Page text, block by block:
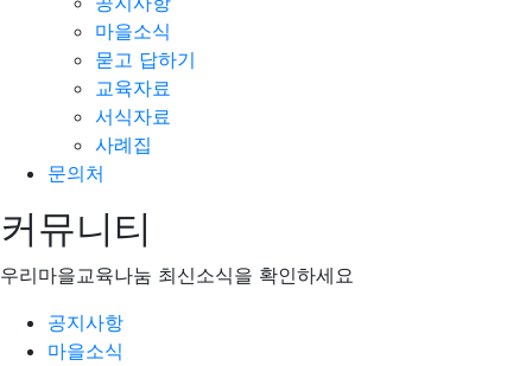
마을소식
묻고 답하기
교육자료
서식자료
사례집
문의처
커뮤니티
우리마을교육나눔 최신소식을 확인하세요
공지사항
마을소식